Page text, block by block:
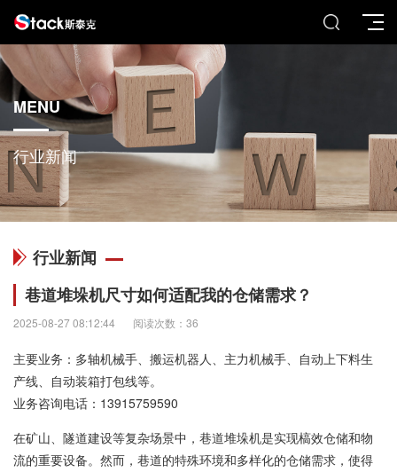
MENU
行业新闻
行业新闻
巷道堆垛机尺寸如何适配我的仓储需求？
2025-08-27 08:12:44 阅读次数：36
主要业务：多轴机械手、搬运机器人、主力机械手、自动上下料生
产线、自动装箱打包线等。
业务咨询电话： 13915759590
在矿山、隧道建设等复杂场景中，巷道堆垛机是实现槁效仓储和物
流的重要设备。然而，巷道的特殊环境和多样化的仓储需求，使得